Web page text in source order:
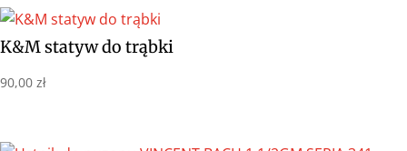
K&M statyw do trąbki
90,00 zł